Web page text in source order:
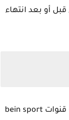
أو بعد انتهاء
سوف نوضح لكم من خلال النقاط التالية مجموعة من المعلومات الهامة حول تجديد اشتراك قنوات bein sport